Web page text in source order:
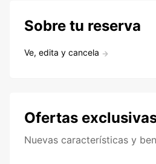
Sobre tu reserva
Ve, edita y cancela
Ofertas
Nuevas características y